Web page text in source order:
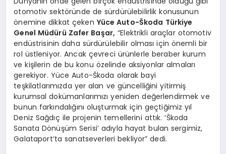
otomotiv sektöründe de sürdürülebilirlik konusunun
önemine dikkat çeken Yüce Auto-Škoda Türkiye
Genel Müdürü Zafer Başar, “Elektrikli araçlar otomotiv
endüstrisinin daha sürdürülebilir olması için önemli bir
rol üstleniyor. Ancak çevreci ürünlerle beraber kurum
ve kişilerin de bu konu özelinde aksiyonlar almaları
gerekiyor. Yüce Auto-Škoda olarak bayi
teşkilatlarımızda yer alan ve güncelliğini yitirmiş
kurumsal dokümanlarımızı yeniden değerlendirmek ve
bunun farkındalığını oluşturmak için geçtiğimiz yıl
Deniz Sağdıç ile projenin temellerini attık. ‘Škoda
Sanata Dönüşüm Serisi’ adıyla hayat bulan sergimiz,
Galataport’ta sanatseverleri bekliyor” dedi.